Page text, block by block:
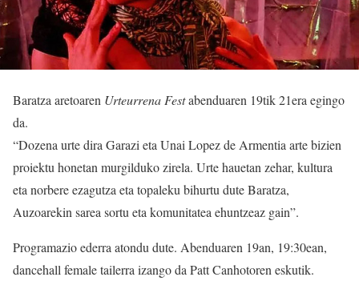
Baratza aretoaren Urteurrena Festabenduaren 19tik 21era egingo
da.
“Dozena urte dira Garazi eta Unai Lopez de Armentia arte bizien
proiektu honetan murgilduko zirela. Urte hauetan zehar, kultura
eta norbere ezagutza eta topaleku bihurtu dute Baratza,
Auzoarekin sarea sortu eta komunitatea ehuntzeaz gain”.
Programazio ederra atondu dute. Abenduaren 19an, 19:30ean,
dancehall female tailerra izango da Patt Canhotoren eskutik.